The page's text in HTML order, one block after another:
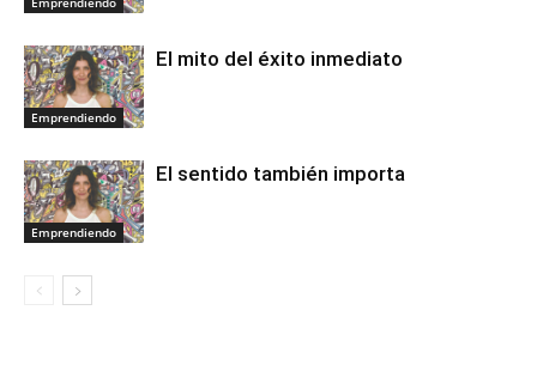
Emprendiendo
El mito del éxito inmediato
Emprendiendo
El sentido también importa